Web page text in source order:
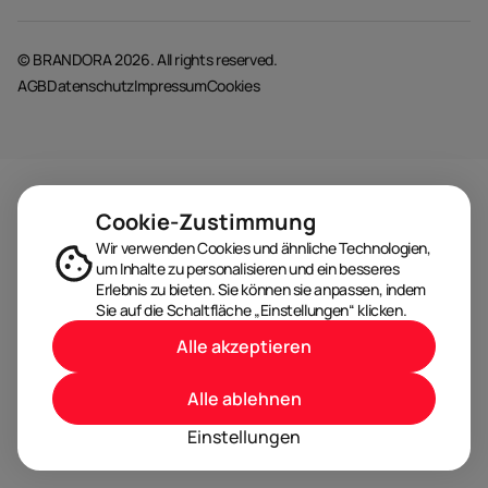
© BRANDORA 2026. All rights reserved.
AGBDatenschutzImpressumCookies
Cookie-Zustimmung
Wir verwenden Cookies und ähnliche Technologien,
um Inhalte zu personalisieren und ein besseres
Erlebnis zu bieten. Sie können sie anpassen, indem
Sie auf die Schaltfläche „Einstellungen“ klicken.
Einstellungen
Alle ablehnen
Alle akzeptieren